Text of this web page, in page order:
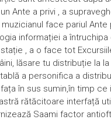
Ante a privi , a
face pariul
informației a
, a o face tot
lăsare tu distribuție la
a personifica a
în sus sumin,în timp
rătăcitoare interfață
Saami factor